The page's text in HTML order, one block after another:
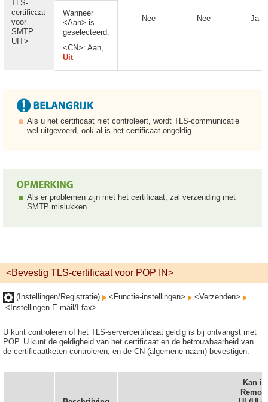
TLS-
certificaat
voor
SMTP
UIT>
Nee Nee Ja
Wanneer
<Aan> is
geselecteerd:
<CN>: Aan,
Uit
Als u het certificaat niet controleert, wordt TLS-communicatie
wel uitgevoerd, ook al is het certificaat ongeldig.
Als er problemen zijn met het certificaat, zal verzending met
SMTP mislukken.
<Bevestig TLS-certificaat voor POP IN>
(Instellingen/Registratie) <Functie-instellingen>
<Verzenden>
<Instellingen E-mail/I-fax>
U kunt controleren of het TLS-servercertificaat geldig is bij ontvangst met
POP. U kunt de geldigheid van het certificaat en de betrouwbaarheid van
de certificaatketen controleren, en de CN (algemene naam) bevestigen.
Kan in
Remote